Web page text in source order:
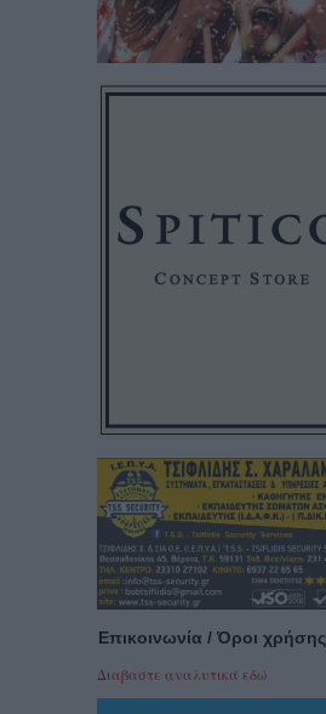
Επικοινωνία / Όροι χρήσης
Διαβαστε αναλυτικά εδώ